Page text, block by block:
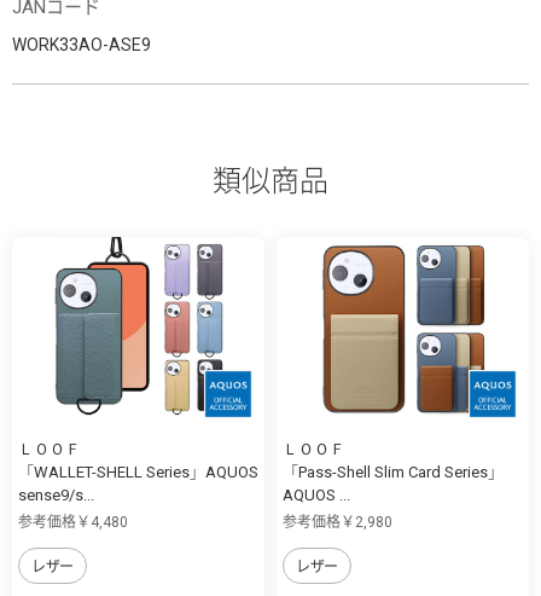
JANコード
WORK33AO-ASE9
類似商品
ＬＯＯＦ
「WALLET-SHELL Series」AQUOS
sense9/s...
参考価格￥4,480
レザー
ＬＯＯＦ
「Pass-Shell Slim Card Series」
AQUOS ...
参考価格￥2,980
レザー